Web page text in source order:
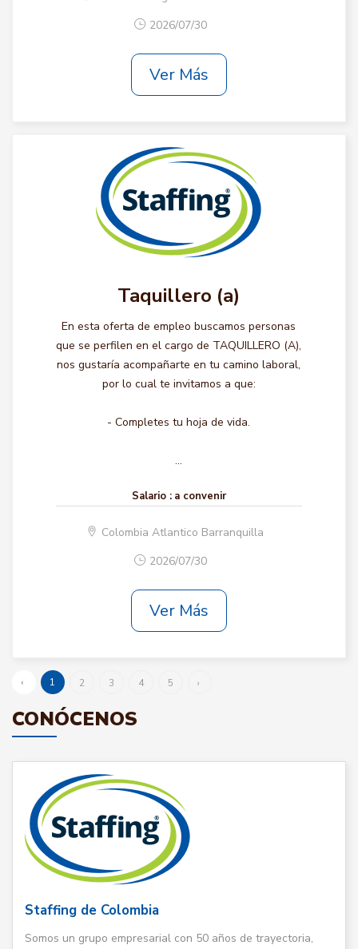
2026/07/30
Ver Más
Taquillero (a)
En esta oferta de empleo buscamos personas
que se perfilen en el cargo de TAQUILLERO (A),
nos gustaría acompañarte en tu camino laboral,
por lo cual te invitamos a que:
- Completes tu hoja de vida.
...
Salario : a convenir
Colombia Atlantico Barranquilla
2026/07/30
Ver Más
‹ 1 2 3 4 5 ›
CONÓCENOS
Staffing de Colombia
Somos un grupo empresarial con 50 años de trayectoria,